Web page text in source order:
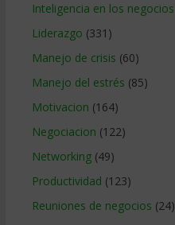
Inteligencia en los negocios
Liderazgo (331)
Manejo de crisis (60)
Manejo del estrés (85)
Motivacion (164)
Negociacion (122)
Networking(49)
Productividad (123)
Reuniones de negocios (24)